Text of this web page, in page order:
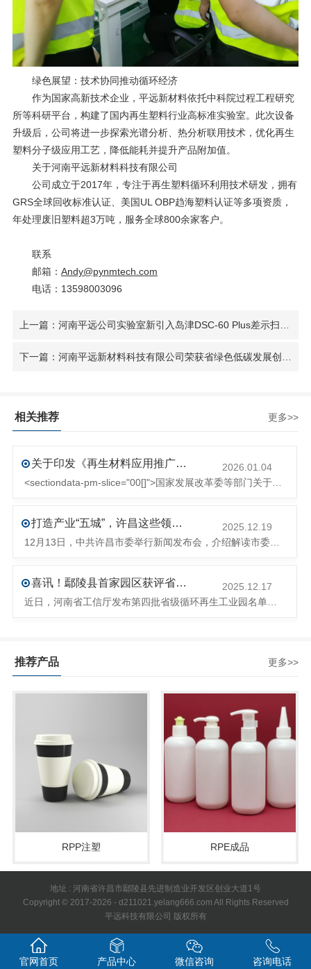
绿色展望：技术协同推动循环经济
作为国家高新技术企业，平远新材料依托中科院过程工程研究
所等科研平台，构建了国内再生塑料行业高标准实验室。此次设备
升级后，公司将进一步探索光谱分析、热分析联用技术，优化再生
塑料分子级应用工艺，降低能耗并提升产品附加值。
关于河南平远新材料科技有限公司
公司成立于2017年，专注于再生塑料循环利用技术研发，拥有
GRS全球回收标准认证、美国UL OBP趋海塑料认证等多项资质，
年处理废旧塑料超3万吨，服务全球800余家客户。
联系
邮箱： Andy@pynmtech.com
电话： 13598003096
相关推荐 更多>>
关于印发《再生材料应用推广行动方案》的通知(发改环资〔2025〕1681号)
2026.01.04
打造产业“五城”，许昌这些领域将迎来大发展！
2025.12.19
喜讯！鄢陵县首家园区获评省级循环再生工业园
2025.12.17
推荐产品 更多>>
RPP注塑 RPE成品
地址 : 河南省许昌市鄢陵县先进制造业开发区创业大道1号
Copyright © 2017-2026 - d211021.yelang666.com All Rights Reserved
平远科技有限公司 版权所有
官网首页 产品中心 微信咨询 咨询电话